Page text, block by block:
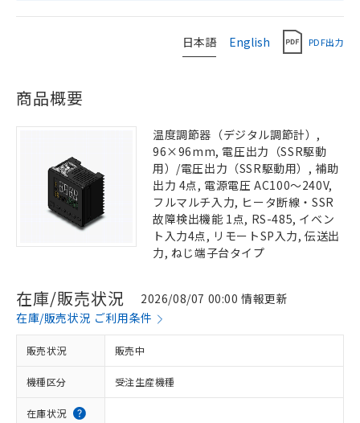
日本語 English PDF出力
商品概要
温度調節器（デジタル調節計）,
96×96mm, 電圧出力（SSR駆動
用）/電圧出力（SSR駆動用）, 補助
出力 4点, 電源電圧 AC100～240V,
フルマルチ入力, ヒータ断線・SSR
故障検出機能 1点, RS-485, イベン
ト入力4点, リモートSP入力, 伝送出
力, ねじ端子台タイプ
在庫/販売状況
2026/08/07 00:00 情報更新
在庫/販売状況 ご利用条件
販売状況 販売中
機種区分 受注生産機種
在庫状況